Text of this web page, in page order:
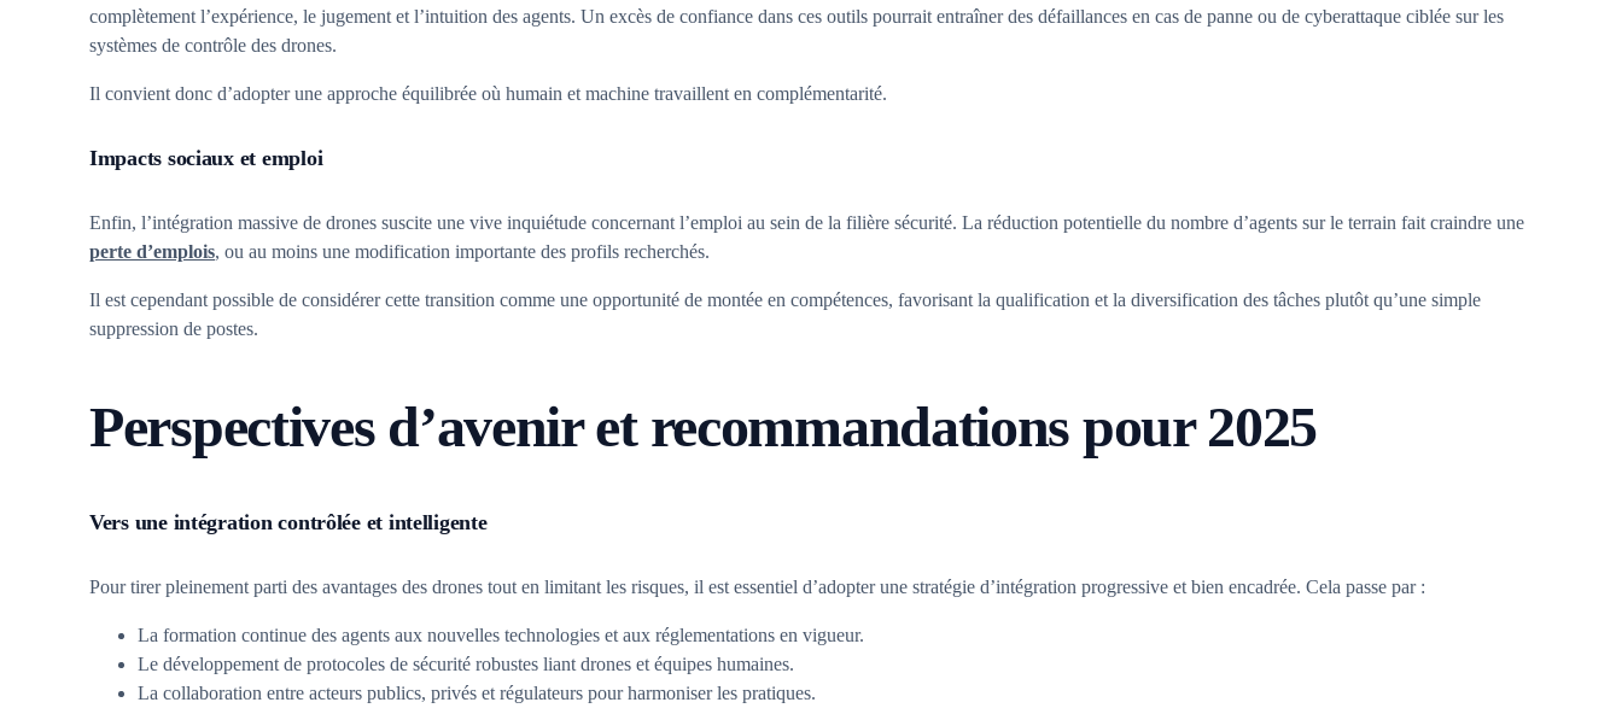
complètement l’expérience, le jugement et l’intuition des agents. Un excès de confiance dans ces outils pourrait entraîner des défaillances en cas de panne ou de cyberattaque ciblée sur les
systèmes de contrôle des drones.
Il convient donc d’adopter une approche équilibrée où humain et machine travaillent en complémentarité.
Impacts sociaux et emploi
Enfin, l’intégration massive de drones suscite une vive inquiétude concernant l’emploi au sein de la filière sécurité. La réduction potentielle du nombre d’agents sur le terrain fait craindre une
perte d’emplois, ou au moins une modification importante des profils recherchés.
Il est cependant possible de considérer cette transition comme une opportunité de montée en compétences, favorisant la qualification et la diversification des tâches plutôt qu’une simple
suppression de postes.
Perspectives d’avenir et recommandations pour 2025
Vers une intégration contrôlée et intelligente
Pour tirer pleinement parti des avantages des drones tout en limitant les risques, il est essentiel d’adopter une stratégie d’intégration progressive et bien encadrée. Cela passe par :
La formation continue des agents aux nouvelles technologies et aux réglementations en vigueur.
Le développement de protocoles de sécurité robustes liant drones et équipes humaines.
La collaboration entre acteurs publics, privés et régulateurs pour harmoniser les pratiques.